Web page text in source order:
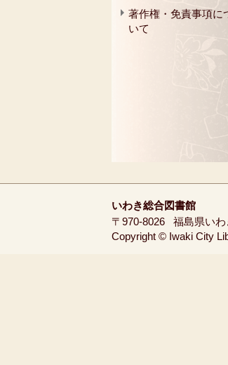
著作権・免責事項に
いて
いわき総合図書館
〒970-8026
福島県い
Copyright © Iwaki City